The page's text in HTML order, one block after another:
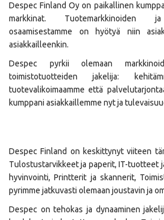
Despec Finland Oy on paikallinen
markkinat. Tuotemarkkinoiden ja
osaamisestamme on hyötyä niin
asiakkailleenkin.
Despec pyrkii olemaan
toimistotuotteiden jakelija:
tuotevalikoimaamme että
kumppani asiakkaillemme nyt ja
Despec Finland on keskittynyt viiteen
Tulostustarvikkeet ja paperit, IT-tuotteet
hyvinvointi, Printterit ja skannerit,
pyrimme jatkuvasti olemaan joustavin ja
Despec on tehokas ja dynaaminen